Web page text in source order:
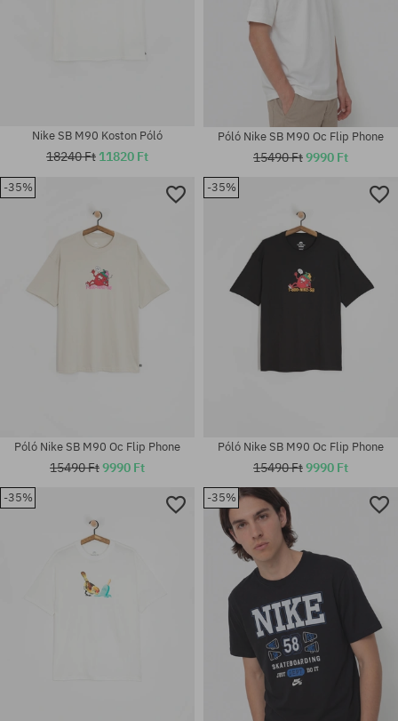
Elérhető méretek:
M; L; XL; XXL
Elérhető méretek:
Elérhető méretek:
Nike SB M90 Koston Póló
18240 Ft 11820 Ft
Elérhető méretek:
S; M
Póló Nike SB M90 Oc Flip Phone
15490 Ft9990 Ft
-35%
Póló Nike SB M90 Oc Flip Phone
15490 Ft9990 Ft
-35%
Póló Nike SB M90 Oc Flip Phone
15490 Ft9990 Ft
-35% -35%